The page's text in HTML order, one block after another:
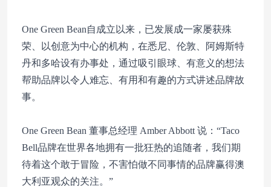
One Green Bean自成立以来，已发展成一家屡获殊
荣、以创意为中心的机构，在悉尼、伦敦、阿姆斯特
丹和多哈设有办事处，通过吸引眼球、有意义的想法
帮助品牌以令人难忘、有用和有趣的方式讲述品牌故
事。
One Green Bean 董事总经理 Amber Abbott 说：“Taco
Bell品牌在世界各地拥有一批狂热的追随者，我们期
待着这个敢于冒险，不害怕做不同事情的品牌赢得澳
大利亚观众的关注。”